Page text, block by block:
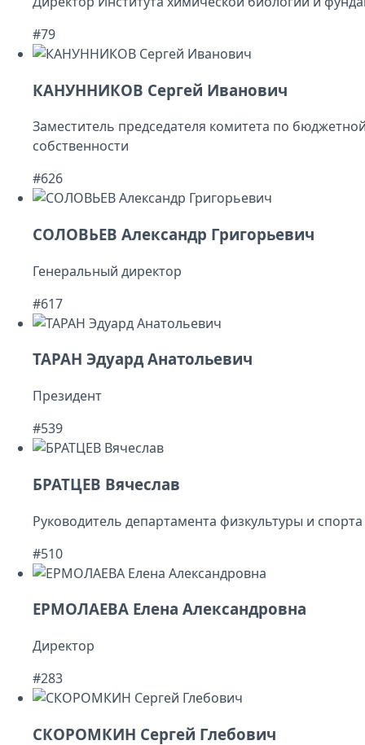
#79
КАНУННИКОВ Сергей Иванович
Заместитель председателя комитета по
собственности
#626
СОЛОВЬЕВ Александр Григорьевич
Генеральный директор
#617
ТАРАН Эдуард Анатольевич
Президент
#539
БРАТЦЕВ Вячеслав
Руководитель департамента физкультуры и спорта
#510
ЕРМОЛАЕВА Елена Александровна
Директор
#283
СКОРОМКИН Сергей Глебович